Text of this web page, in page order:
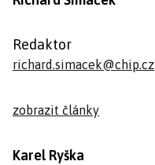
Redaktor
richard.simacek@chip.cz
zobrazit články
Karel Ryška